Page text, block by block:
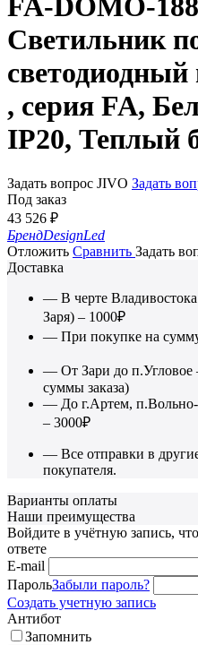
FA-DOMO-
Светильник
, серия FA,
IP20, Теплый
Задать вопрос JIVO Задать
Под заказ
43 526 ₽
БрендDesignLed
Отложить Сравнить Задать
Доставка
— В черте Владивостока
Заря) – 1000₽
— При покупке на
— От Зари до п.Угловое
суммы заказа)
— До г.Артем,
– 3000₽
— Все отправки в
покупателя.
Варианты оплаты
Наши преимущества
Войдите в учётную запись,
ответе
E-mail
ПарольЗабыли пароль?
Создать учетную запись
Антибот
Запомнить